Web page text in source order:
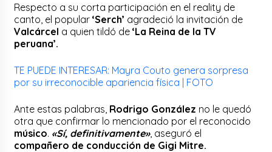
Respecto a su corta participación en el reality de
canto, el popular‘Serch’ agradeció la invitación de
Valcárcel a quien tildó de‘La Reina de la TV
peruana’.
TE PUEDE INTERESAR: Mayra Couto genera sorpresa
por su irreconocible apariencia física | FOTO
Ante estas palabras, Rodrigo González no le quedó
otra que confirmar lo mencionado por el reconocido
músico. «Sí, definitivamente», aseguró el
compañero de conducción de Gigi Mitre.